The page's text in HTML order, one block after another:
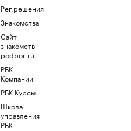
Рег.решения
Знакомства
Сайт
знакомств
podbor.ru
РБК
Компании
РБК Курсы
Школа
управления
РБК